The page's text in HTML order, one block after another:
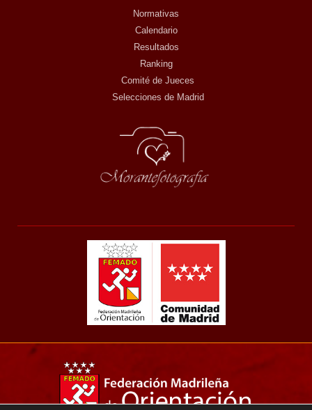
Normativas
Calendario
Resultados
Ranking
Comité de Jueces
Selecciones de Madrid